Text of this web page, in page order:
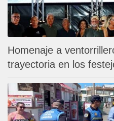
Homenaje a
trayectoria en los